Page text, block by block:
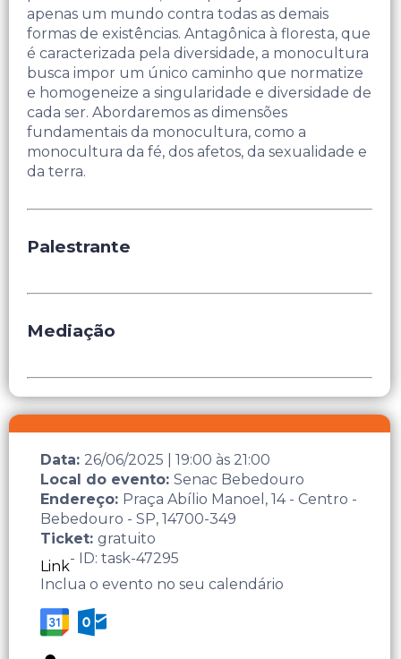
apenas um mundo contra todas as demais
formas de existências. Antagônica à floresta, que
é caracterizada pela diversidade, a monocultura
busca impor um único caminho que normatize
e homogeneize a singularidade e diversidade de
cada ser. Abordaremos as dimensões
fundamentais da monocultura, como a
monocultura da fé, dos afetos, da sexualidade e
da terra.
Palestrante
Mediação
Data: 26/06/2025 19:00 às 21:00
Local do evento: Senac Bebedouro
Endereço: Praça Abílio Manoel, 14 - Centro -
Bebedouro - SP, 14700-349
Ticket: gratuito
Link- ID: task-47295
Inclua o evento no seu calendário